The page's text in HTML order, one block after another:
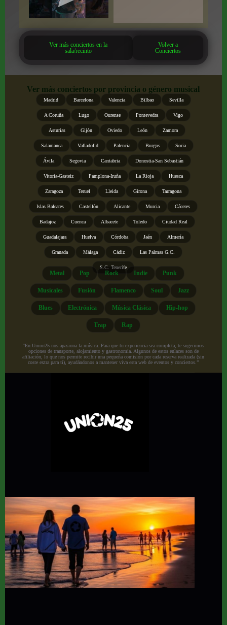
Ver más conciertos en la
sala/recinto
Volver a
Conciertos
Ver más conciertos por provincia o género musical
Madrid Barcelona Valencia Bilbao Sevilla
A Coruña Lugo Ourense Pontevedra Vigo
Asturias Gijón Oviedo León Zamora
Salamanca Valladolid Palencia Burgos Soria
Ávila Segovia Cantabria Donostia-San Sebastián
Vitoria-Gasteiz Pamplona-Iruña La Rioja Huesca
Zaragoza Teruel Lleida Girona Tarragona
Islas Baleares Castellón Alicante Murcia Cáceres
Badajoz Cuenca Albacete Toledo Ciudad Real
Guadalajara Huelva Córdoba Jaén Almería
Granada Málaga Cádiz Las Palmas G.C.
S.C. Tenerife
Metal Pop Rock Indie Punk
Musicales Fusión Flamenco Soul Jazz
Blues Electrónica Música Clásica Hip-hop
Trap Rap
“En Union25 nos apasiona la música. Para que tu experiencia sea completa, te sugerimos
opciones de transporte, alojamiento y gastronomía. Algunos de estos enlaces son de
afiliación, lo que nos permite recibir una pequeña comisión por cada reserva realizada (sin
coste extra para ti), ayudándonos a mantener viva esta web de eventos y conciertos.”